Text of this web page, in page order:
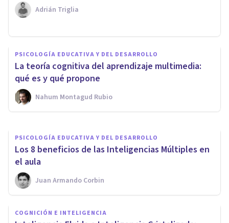
Adrián Triglia
PSICOLOGÍA EDUCATIVA Y DEL DESARROLLO
La teoría cognitiva del aprendizaje multimedia:
qué es y qué propone
Nahum Montagud Rubio
Las teorías de la inteligencia
humana
Oscar Castillero Mimenza
PSICOLOGÍA EDUCATIVA Y DEL DESARROLLO
Los 8 beneficios de las Inteligencias Múltiples en
el aula
Juan Armando Corbin
COGNICIÓN E INTELIGENCIA